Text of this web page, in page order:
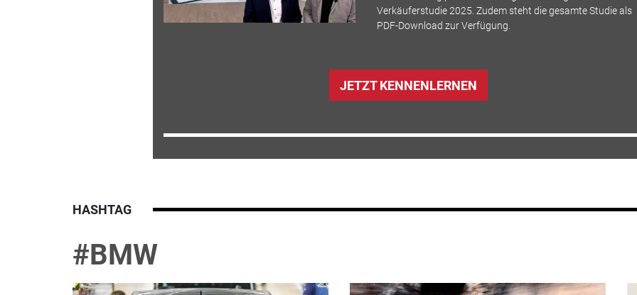
Verkäuferstudie 2025. Zudem steht die gesamte Studie als
PDF-Download zur Verfügung.
JETZT KENNENLERNEN
HASHTAG
#BMW